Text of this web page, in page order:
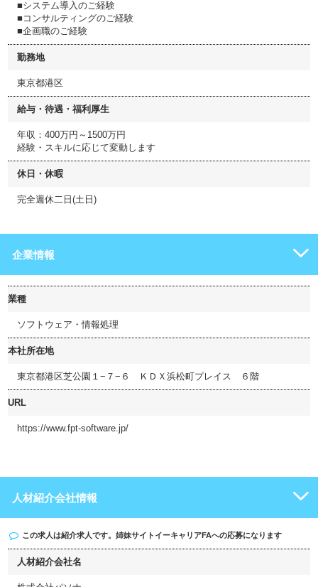
■システム導入のご経験
■コンサルティングのご経験
■企画職のご経験
勤務地
東京都港区
給与・待遇・福利厚生
年収：400万円～1500万円
経験・スキルに応じて変動します
休日・休暇
完全週休二日(土日)
企業情報
業種
ソフトウェア・情報処理
本社所在地
東京都港区芝公園１−７−６ ＫＤＸ浜松町プレイス ６階
URL
https://www.fpt-software.jp/
人材紹介会社情報
この求人は紹介求人です。姉妹サイト イーキャリアFAへの応募になります
人材紹介会社名